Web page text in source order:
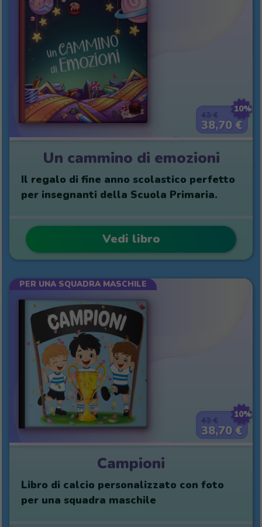
10%
38,70 €
Un cammino di emozioni
Il regalo di fine anno scolastico perfetto
per insegnanti della Scuola Primaria.
Vedi libro
10%
38,70 €
PER UNA SQUADRA MASCHILE
Campioni
Libro di calcio personalizzato con foto
per una squadra maschile